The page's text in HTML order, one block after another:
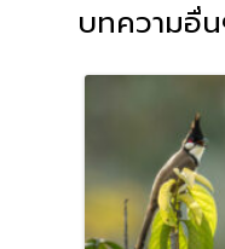
บทความอื่